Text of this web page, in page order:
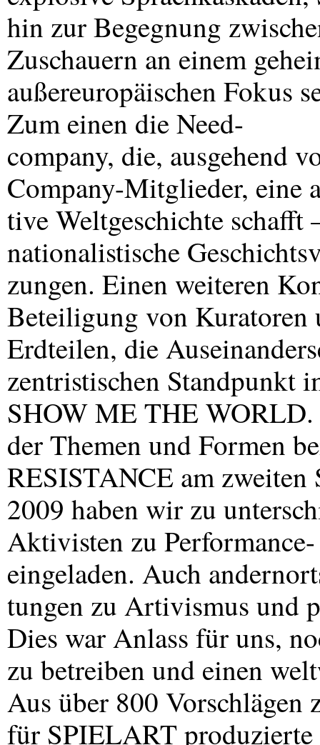
hin zur Begegnung
Zuschauern an einem
außereuropäischen Fokus
Zum einen die Need-
company, die, ausgehend
Company-Mitglieder, eine
tive Weltgeschichte schafft
nationalistische
zungen. Einen weiteren
Beteiligung von Kuratoren
Erdteilen, die
zentristischen Standpunkt
SHOWMETHEWORLD
der Themen und Formen
RESISTANCE am zweiten
2009 haben wir zu
Aktivisten zu
eingeladen. Auch
tungen zu Artivismus und
Dies war Anlass für uns,
zu betreiben und einen
Aus über 800 Vorschlägen
für SPIELART